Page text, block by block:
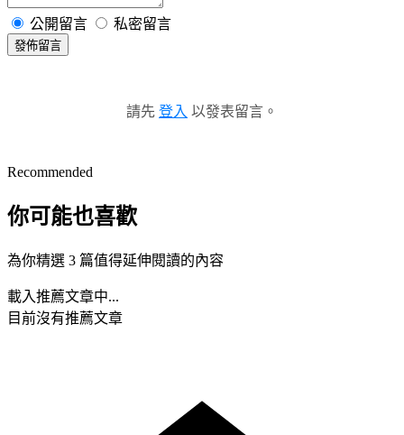
公開留言 私密留言
發佈留言
請先 登入 以發表留言。
Recommended
你可能也喜歡
為你精選 3 篇值得延伸閱讀的內容
載入推薦文章中...
目前沒有推薦文章